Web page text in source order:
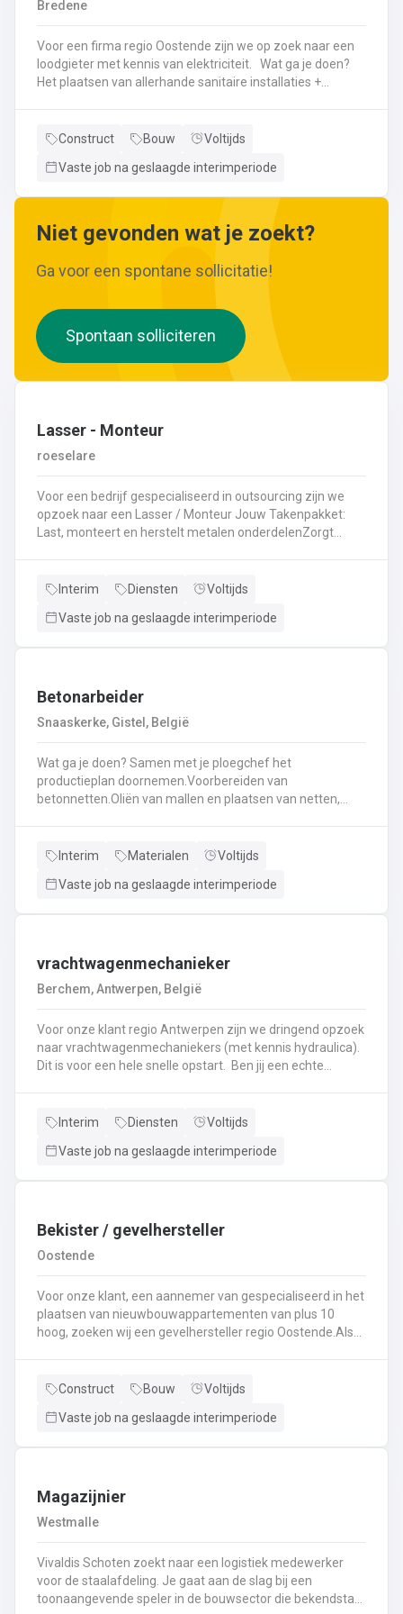
wijzigingen aan leidingen aanbrengen.Werken met
Bredene
Voor een firma regio Oostende zijn we op zoek naar een
loodgieter met kennis van elektriciteit. Wat ga je doen?
Het plaatsen van allerhande sanitaire installaties +
sanitaire toestellenBij Klanten herstellingen gaan
Neem gerust de vacature even door! Indien je nog vragen
Construct Bouw
Voltijds
Vaste job na geslaagde interimperiode
Niet gevonden wat je zoekt?
Ga voor een spontane sollicitatie!
Spontaan solliciteren
Lasser - Monteur
roeselare
Voor een bedrijf gespecialiseerd in outsourcing zijn we
opzoek naar een Lasser / Monteur Jouw Takenpakket:
Last, monteert en herstelt metalen onderdelenZorgt
gemakBepaalt en past de juiste lastechniek toe
kwaliteitsgericht volgens veiligheidsvoorschriftenDraagt
Interim Diensten
Voltijds
Vaste job na geslaagde interimperiode
Betonarbeider
Snaaskerke, Gistel, België
Wat ga je doen? Samen met je ploegchef het
productieplan doornemen.Voorbereiden van
betonnetten.Oliën van mallen en plaatsen van netten,
eindafwerking.Frezen, boren, en zagen in de
klaar zijn voor gebruik.Opruimen van de werkplaats en
Interim Materialen
Voltijds
Vaste job na geslaagde interimperiode
vrachtwagenmechanieker
Berchem, Antwerpen, België
Voor onze klant regio Antwerpen zijn we dringend opzoek
naar vrachtwagenmechaniekers (met kennis hydraulica).
Dit is voor een hele snelle opstart. Ben jij een echte
Dan ben jij de persoon die wij zoeken!
Interim Diensten
Voltijds
Vaste job na geslaagde interimperiode
Bekister / gevelhersteller
Oostende
Voor onze klant, een aannemer van gespecialiseerd in het
plaatsen van nieuwbouwappartementen van plus 10
hoog, zoeken wij een gevelhersteller regio Oostende.Als
collegas. Je zal voornamelijk ingezet worden voor:
gevel;Opnieuw voegen van bakstenen;Renovatie van
wapening en voorzien van een beschermlaag;Herstellen
2de natuur en heeft weinig geheimen voor jou. Je weet de
aanpakken. Dan is dit zeker de job voor jou!
Construct Bouw
Voltijds
Vaste job na geslaagde interimperiode
Magazijnier
Westmalle
Vivaldis Schoten zoekt naar een logistiek medewerker
voor de staalafdeling. Je gaat aan de slag bij een
toonaangevende speler in de bouwsector die bekendstaat